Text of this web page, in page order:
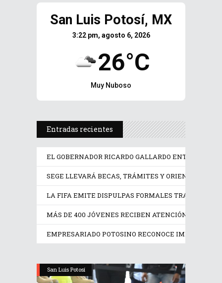
San Luis Potosí, MX
3:22 pm, agosto 6, 2026
26°C
Muy Nuboso
Entradas recientes
EL GOBERNADOR RICARDO GALLARDO ENTREGA
SEGE LLEVARÁ BECAS, TRÁMITES Y ORIENTACIÓN
LA FIFA EMITE DISPULPAS FORMALES TRAS LA
MÁS DE 400 JÓVENES RECIBEN ATENCIÓN
EMPRESARIADO POTOSINO RECONOCE IMPULSO
San Luis Potosí